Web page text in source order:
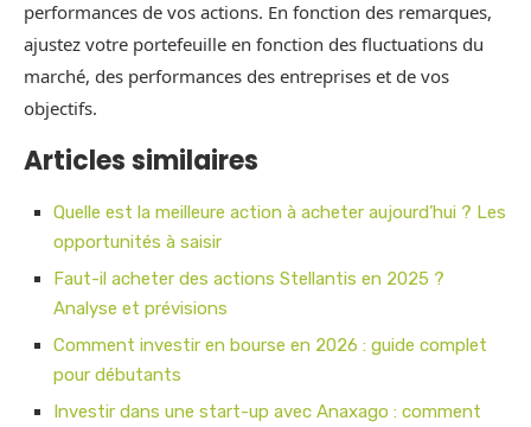
performances de vos actions. En fonction des remarques,
ajustez votre portefeuille en fonction des fluctuations du
marché, des performances des entreprises et de vos
objectifs.
Articles similaires
Quelle est la meilleure action à acheter aujourd’hui ? Les
opportunités à saisir
Faut-il acheter des actions Stellantis en 2025 ?
Analyse et prévisions
Comment investir en bourse en 2026 : guide complet
pour débutants
Investir dans une start-up avec Anaxago : comment